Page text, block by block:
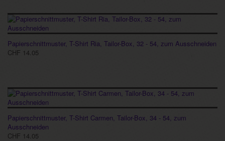
Papierschnittmuster, T-Shirt Ria, Tailor-Box, 32 - 54, zum Ausschneiden
CHF 14.05
Papierschnittmuster, T-Shirt Carmen, Tailor-Box, 34 - 54, zum
Ausschneiden
CHF 14.05